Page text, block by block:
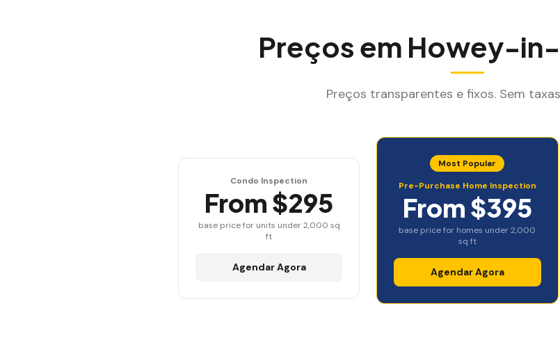
Preços em Howey-
Preços transparentes e fixos. Sem
Condo Inspection
From $295
base price for units under 2,000 sq
ft
Agendar Agora
Most Popular
Pre-Purchase Home Inspection
From $395
base price for homes under 2,000
sq ft
Agendar Agora